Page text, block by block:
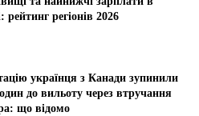
рейтинг регіонів 2026
українця з Канади зупинили
до вильоту через втручання
що відомо